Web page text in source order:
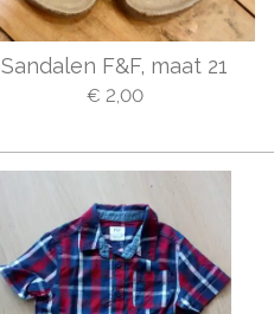
Sandalen F&F, maat 21
€ 2,00